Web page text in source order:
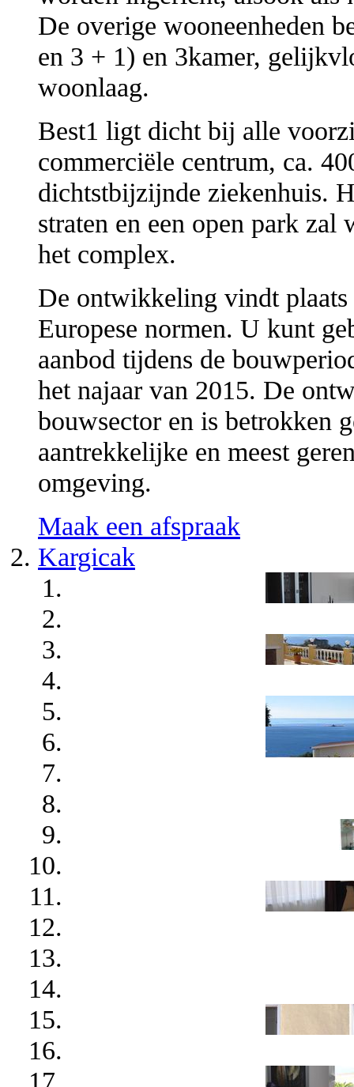
De overige wooneenheden
en 3 + 1) en 3kamer,
woonlaag.
Best1 ligt dicht bij alle
commerciële centrum, ca.
dichtstbijzijnde ziekenhuis.
straten en een open park zal
het complex.
De ontwikkeling vindt plaats
Europese normen. U kunt
aanbod tijdens de
het najaar van 2015. De
bouwsector en is betrokken
aantrekkelijke en meest
omgeving.
Maak een afspraak
Kargicak